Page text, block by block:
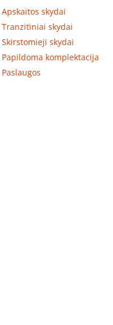
Apskaitos skydai
Tranzitiniai skydai
Skirstomieji skydai
Papildoma komplektacija
Paslaugos